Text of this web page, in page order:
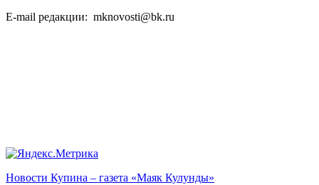
E-mail редакции: mknovosti@bk.ru
Новости Купина – газета «Маяк Кулунды»